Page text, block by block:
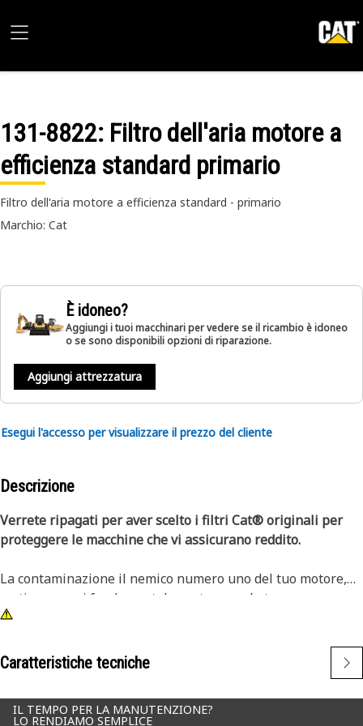
131-8822: Filtro dell'aria motore a
efficienza standard primario
Filtro dell'aria motore a efficienza standard - primario
Marchio: Cat
È idoneo?
Aggiungi i tuoi macchinari per vedere se il ricambio è idoneo
o se sono disponibili opzioni di riparazione.
Aggiungi attrezzatura
Esegui l'accesso per visualizzare il prezzo del cliente
Descrizione
Verrete ripagati per aver scelto i filtri Cat® originali per
proteggere le macchine che vi assicurano reddito.
La contaminazione il nemico numero uno del tuo motore,
motivo per cui fondamentale proteggere le tue
apparecchiature Cat con elementi filtranti Cat originali. I
miglior valore per le applicazioni in servizio normale, in
quanto garantiscono una maggiore protezione del motore e
prevengono i fermi macchina.
Caratteristiche tecniche
IL TEMPO PER LA MANUTENZIONE?
LO RENDIAMO SEMPLICE